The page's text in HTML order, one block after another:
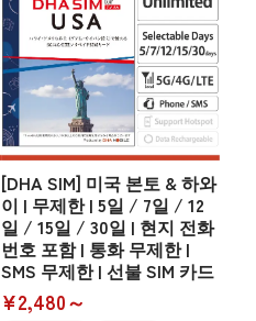
[DHA SIM] 미국 본토 & 하와
이 | 무제한 | 5일 / 7일 / 12
일 / 15일 / 30일 | 현지 전화
번호 포함 | 통화 무제한 |
SMS 무제한 | 선불 SIM 카드
¥2,480～